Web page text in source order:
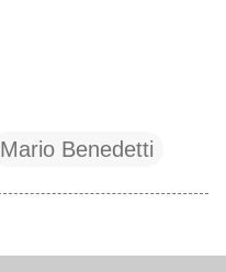
Mario Benedetti